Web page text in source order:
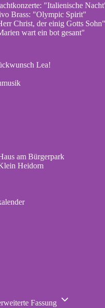
"Italienische
Brass: "Olympic Spirit"
Christ, der einig Gotts
wart ein bot gesant"
Lea!
am Bürgerpark
Heidorn
Fassung